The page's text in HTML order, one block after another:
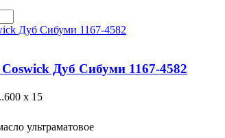
Дуб Сибуми 1167-4582
Дуб Сибуми 1167-4582
x 15
ультраматовое